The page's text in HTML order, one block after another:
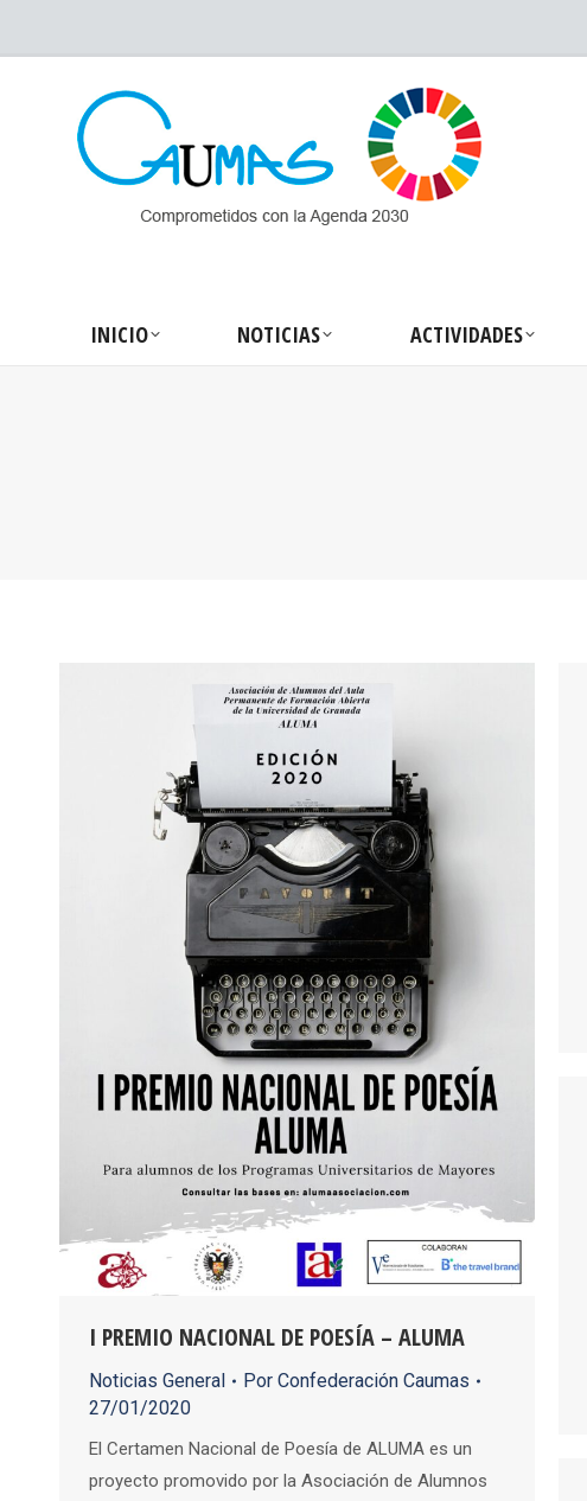
INICIO NOTICIAS ACTIVIDADES
I PREMIO NACIONAL DE POESÍA – ALUMA
Noticias General Por Confederación Caumas
27/01/2020
El Certamen Nacional de Poesía de ALUMA es un
proyecto promovido por la Asociación de Alumnos